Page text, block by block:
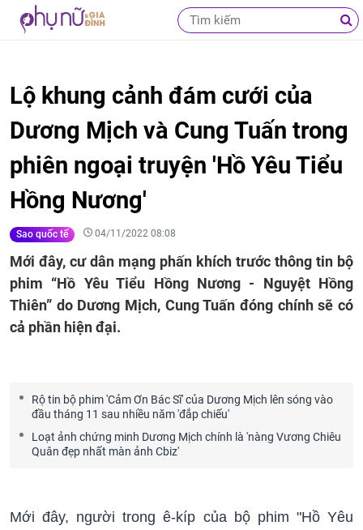
Lộ khung cảnh đám cưới của
Dương Mịch và Cung Tuấn trong
phiên ngoại truyện 'Hồ Yêu Tiểu
Hồng Nương'
Sao quốc tế 04/11/2022 08:08
Mới đây, cư dân mạng phấn khích trước thông tin bộ
phim “Hồ Yêu Tiểu Hồng Nương - Nguyệt Hồng
Thiên” do Dương Mịch, Cung Tuấn đóng chính sẽ có
cả phần hiện đại.
Rộ tin bộ phim 'Cảm Ơn Bác Sĩ' của Dương Mịch lên sóng vào
đầu tháng 11 sau nhiều năm 'đắp chiếu'
Loạt ảnh chứng minh Dương Mịch chính là 'nàng Vương Chiêu
Quân đẹp nhất màn ảnh Cbiz'
Mới đây, người trong ê-kíp của bộ phim "Hồ Yêu